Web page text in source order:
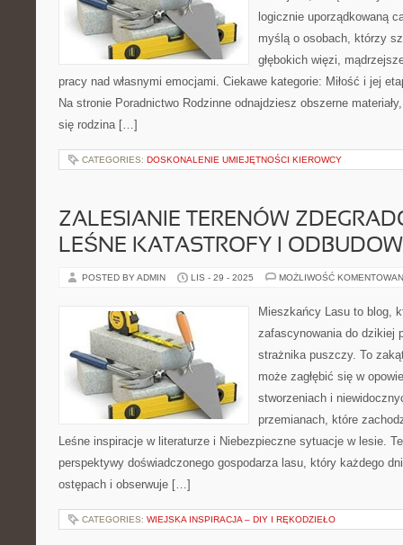
logicznie uporządkowaną
myślą o osobach, którzy
głębokich więzi,
pracy nad własnymi emocjami. Ciekawe kategorie: Miłość i jej
Na stronie Poradnictwo Rodzinne odnajdziesz obszerne
się rodzina […]
CATEGORIES: DOSKONALENIE UMIEJĘTNOŚCI KIEROWCY
ZALESIANIE TERENÓW
LEŚNE KATASTROFY I
POSTED BY ADMIN LIS - 29 - 2025 MOŻLIWOŚĆ
Mieszkańcy Lasu to blog,
zafascynowania do dzikiej
strażnika puszczy. To
może zagłębić się w
stworzeniach i
przemianach, które
Leśne inspiracje w literaturze i Niebezpieczne sytuacje w lesie.
perspektywy doświadczonego gospodarza lasu, który każdego
ostępach i obserwuje […]
CATEGORIES: WIEJSKA INSPIRACJA – DIY I RĘKODZIEŁO